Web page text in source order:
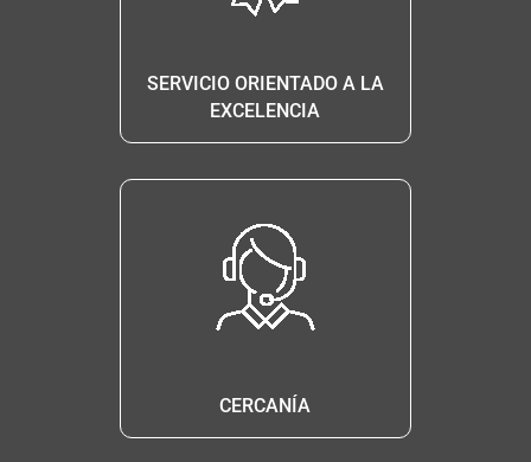
SERVICIO ORIENTADO A LA
EXCELENCIA
CERCANÍA